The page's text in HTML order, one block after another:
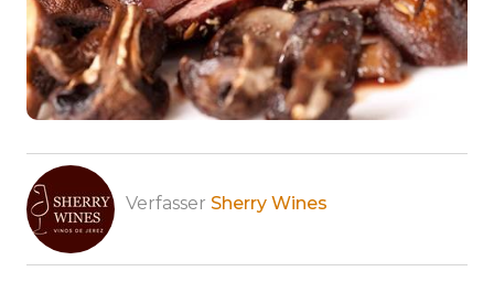
Verfasser Sherry Wines